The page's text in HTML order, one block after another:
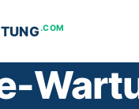
.COM